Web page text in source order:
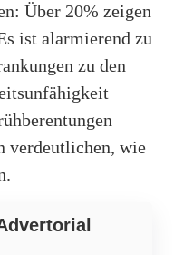
Über 20% zeigen
ist alarmierend zu
zu den
verdeutlichen, wie